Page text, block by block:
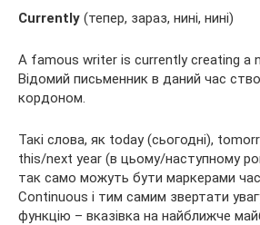
Currently (тепер, зараз, нині, нині)
A famous writer is currently creating a
Відомий письменник в даний час
кордоном.
Такі слова, як today (сьогодні),
this/next year (в цьому/наступному
так само можуть бути маркерами
Continuous і тим самим звертати
функцію – вказівка на найближче